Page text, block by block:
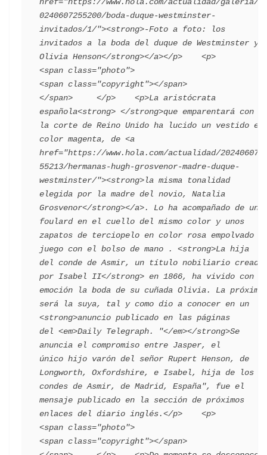
0240607255200/boda-duque-westminster-
invitados/1/"><strong>-Foto a foto: los
invitados a la boda del duque de Westminster y
Olivia Henson</strong></a></p>    <p>
<span class="photo">
<span class="copyright"></span>
</span>     </p>    <p>La aristócrata
española<strong> </strong>que emparentará con
la corte de Reino Unido ha lucido un vestido en
color magenta, de <a
href="https://www.hola.com/actualidad/202406072
55213/hermanas-hugh-grosvenor-madre-duque-
westminster/"><strong>la misma tonalidad
elegida por la madre del novio, Natalia
Grosvenor</strong></a>. Lo ha acompañado de un
foulard en el cuello del mismo color y unos
zapatos de terciopelo en color rosa empolvado a
juego con el bolso de mano . <strong>La hija
del conde de Asmir, un título nobiliario creado
por Isabel II</strong> en 1866, ha vivido con
emoción la boda de su cuñada Olivia. La próxima
será la suya, tal y como dio a conocer en un
<strong>anuncio publicado en las páginas
del <em>Daily Telegraph. "</em></strong>Se
anuncia el compromiso entre Jasper, el
único hijo varón del señor Rupert Henson, de
Longworth, Oxfordshire, e Isabel, hija de los
condes de Asmir, de Madrid, España", fue el
mensaje publicado en la sección de próximos
enlaces del diario inglés.</p>    <p>
<span class="photo">
<span class="copyright"></span>